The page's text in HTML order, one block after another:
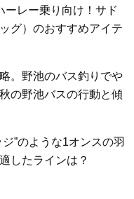
ーレー乗り向け！サド
グ）のおすすめアイテ
。野池のバス釣りでや
の野池バスの行動と傾
”のような1オンスの羽
したラインは？